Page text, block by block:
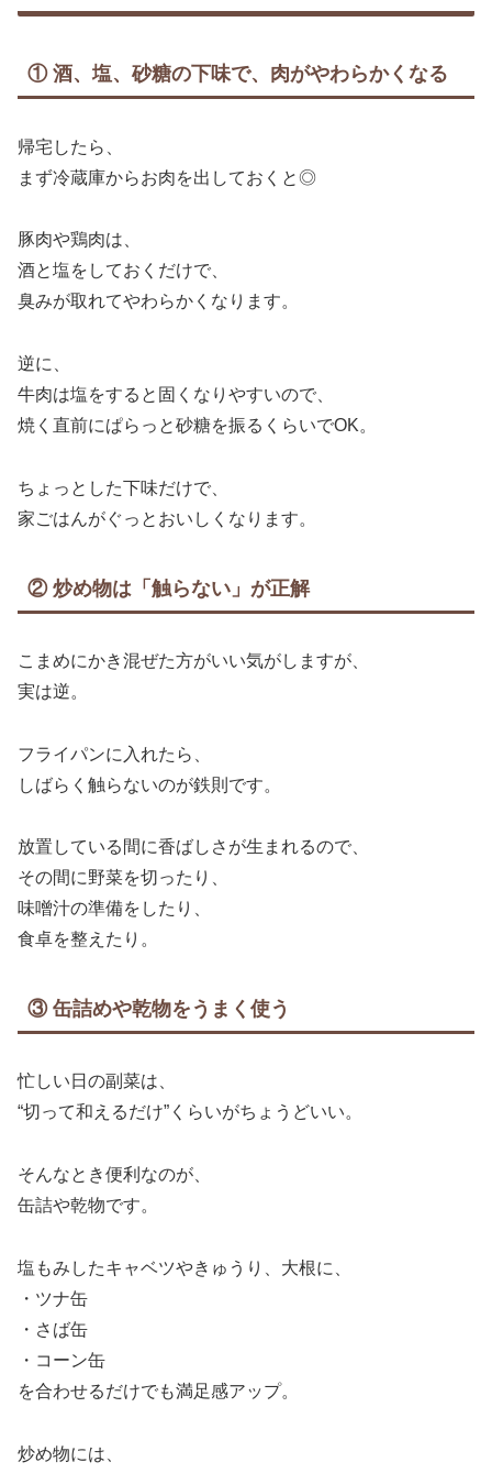
① 酒、塩、砂糖の下味で、肉がやわらかくなる
帰宅したら、
まず冷蔵庫からお肉を出しておくと◎
豚肉や鶏肉は、
酒と塩をしておくだけで、
臭みが取れてやわらかくなります。
逆に、
牛肉は塩をすると固くなりやすいので、
焼く直前にぱらっと砂糖を振るくらいでOK。
ちょっとした下味だけで、
家ごはんがぐっとおいしくなります。
② 炒め物は「触らない」が正解
こまめにかき混ぜた方がいい気がしますが、
実は逆。
フライパンに入れたら、
しばらく触らないのが鉄則です。
放置している間に香ばしさが生まれるので、
その間に野菜を切ったり、
味噌汁の準備をしたり、
食卓を整えたり。
③ 缶詰めや乾物をうまく使う
忙しい日の副菜は、
“切って和えるだけ”くらいがちょうどいい。
そんなとき便利なのが、
缶詰や乾物です。
塩もみしたキャベツやきゅうり、大根に、
・ツナ缶
・さば缶
・コーン缶
を合わせるだけでも満足感アップ。
炒め物には、